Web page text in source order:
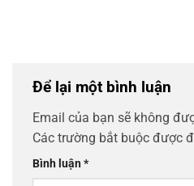
Để lại một bình luận
Email của bạn sẽ không
Các trường bắt buộc được
Bình luận*